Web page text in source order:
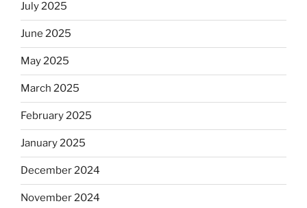
July 2025
June 2025
May 2025
March 2025
February 2025
January 2025
December 2024
November 2024